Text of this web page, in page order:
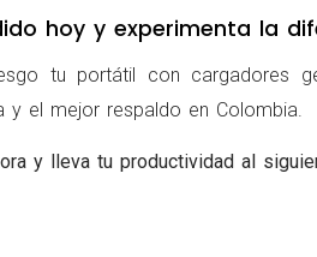
hoy y experimenta la
tu portátil con cargadores
y el mejor respaldo en Colombia.
y lleva tu productividad al